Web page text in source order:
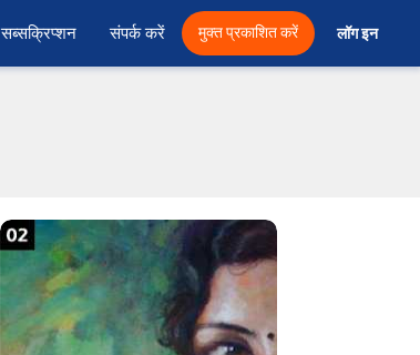
सब्सक्रिप्शन संपर्क करें मुक्त प्रकाशित करें लॉग इन